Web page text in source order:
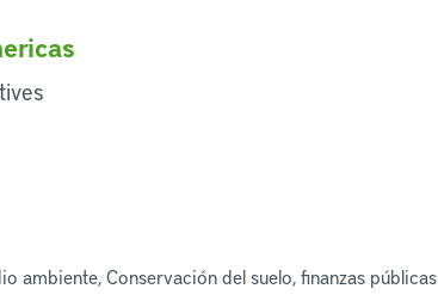
ambiente, Conservación del suelo, finanzas públicas